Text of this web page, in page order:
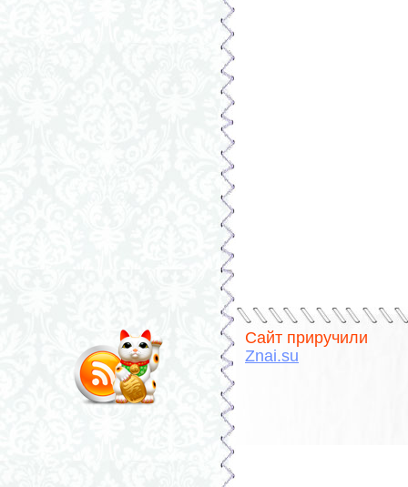
Сайт приручили
Znai.su